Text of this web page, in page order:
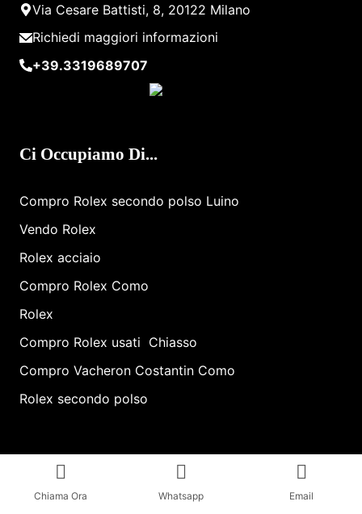
Via Cesare Battisti, 8, 20122 Milano
Richiedi maggiori informazioni
+39.3319689707
Ci Occupiamo Di...
Compro Rolex secondo polso Luino
Vendo Rolex
Rolex acciaio
Compro Rolex Como
Rolex
Compro Rolex ​usati ​ Chiasso
Compro Vacheron Costantin Como
Rolex secondo polso
Chiama Ora Whatsapp Email